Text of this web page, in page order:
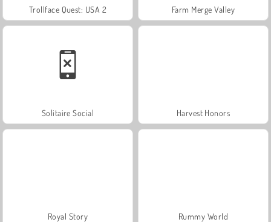
Trollface Quest: USA 2 Farm Merge Valley
Solitaire Social Harvest Honors
Royal Story Rummy World